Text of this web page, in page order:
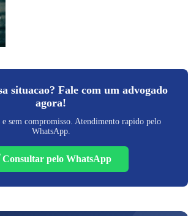
situacao? Fale com um advogado
agora!
sem compromisso. Atendimento rapido pelo
WhatsApp.
Consultar pelo WhatsApp